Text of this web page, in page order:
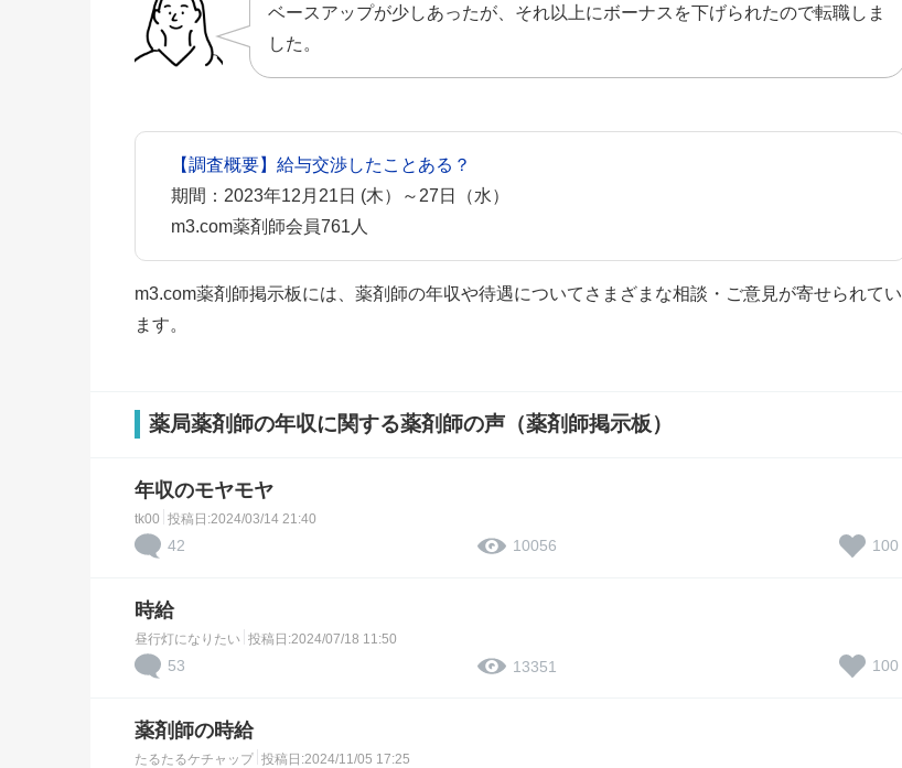
ベースアップが少しあったが、それ以上にボーナスを下げられたので転職しま
した。
【調査概要】給与交渉したことある？
期間：2023年12月21日 (木）～27日（水）
m3.com薬剤師会員761人
m3.com薬剤師掲示板には、薬剤師の年収や待遇についてさまざまな相談・ご意見が寄せられてい
ます。
薬局薬剤師の年収に関する薬剤師の声（薬剤師掲示板）
年収のモヤモヤ
tk00 投稿日:2024/03/14 21:40
42 10056 100
時給
昼行灯になりたい 投稿日:2024/07/18 11:50
53 13351 100
薬剤師の時給
たるたるケチャップ 投稿日:2024/11/05 17:25